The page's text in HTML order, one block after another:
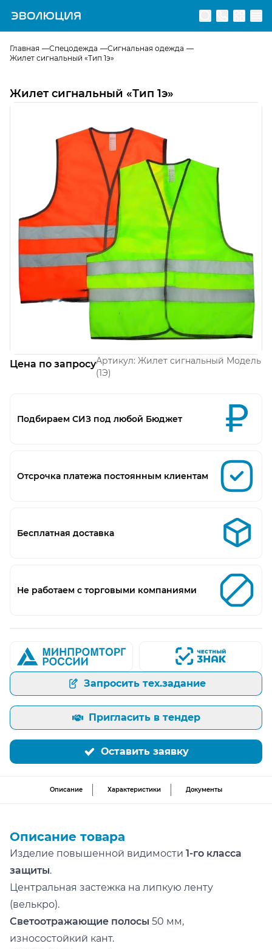
Перейти на главную страницу
Главная Спецодежда
Сигнальная одежда
Жилет сигнальный «Тип 1э»
Открыть изображение
Жилет сигнальный «Тип 1э»
Цена по запросуАртикул: Жилет сигнальный Модель
(1Э)
Подбираем СИЗ под любой Бюджет
Отсрочка платежа постоянным клиентам
Бесплатная доставка
Не работаем с торговыми компаниями
Запросить тех.задание
Пригласить в тендер
Оставить заявку
Описание Характеристики Документы
Описание товара
Изделие повышенной видимости 1-го класса
защиты.
Центральная застежка на липкую ленту
(велькро).
Светоотражающие полосы 50 мм,
износостойкий кант.